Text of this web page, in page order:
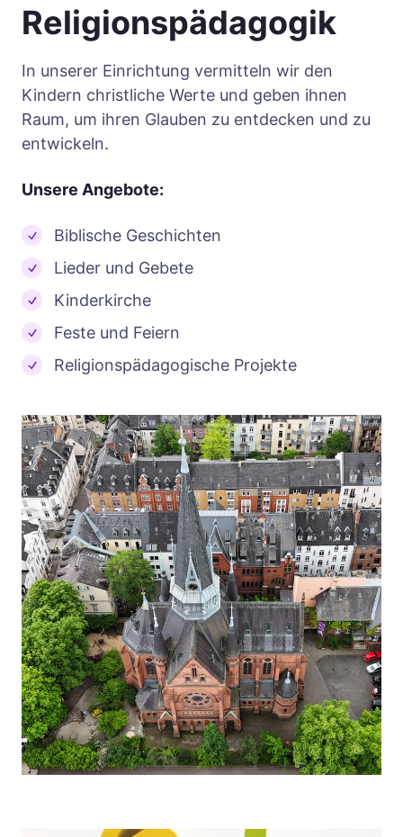
Religionspädagogik
In unserer Einrichtung vermitteln wir den
Kindern christliche Werte und geben ihnen
Raum, um ihren Glauben zu entdecken und zu
entwickeln.
Unsere Angebote:
Biblische Geschichten
Lieder und Gebete
Kinderkirche
Feste und Feiern
Religionspädagogische Projekte